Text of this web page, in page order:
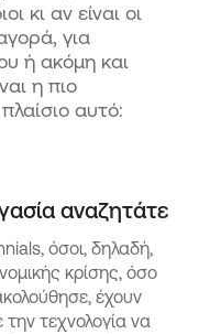
κι αν είναι οι
για
ή ακόμη και
η πιο
αυτό:
αναζητάτε
όσοι, δηλαδή,
κρίσης, όσο
έχουν
τεχνολογία να